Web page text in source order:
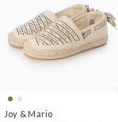
Joy & Mario